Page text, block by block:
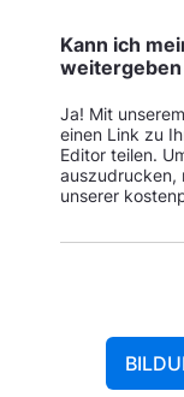
Kann ich
Ja! Mit
einen Link zu
Editor teilen.
auszudrucken,
unserer